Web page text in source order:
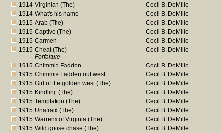
1914 Virginian (The)
Cecil B. DeMille
1914 What's his name
Cecil B. DeMille
1915 Arab (The)
Cecil B. DeMille
1915 Captive (The)
Cecil B. DeMille
1915 Carmen
Cecil B. DeMille
1915 Cheat (The)
Forfaiture
Cecil B. DeMille
1915 Chimmie Fadden
Cecil B. DeMille
1915 Chimmie Fadden out west
Cecil B. DeMille
1915 Girl of the golden west (The)
Cecil B. DeMille
1915 Kindling (The)
Cecil B. DeMille
1915 Temptation (The)
Cecil B. DeMille
1915 Unafraid (The)
Cecil B. DeMille
1915 Warrens of Virginia (The)
Cecil B. DeMille
1915 Wild goose chase (The)
Cecil B. DeMille